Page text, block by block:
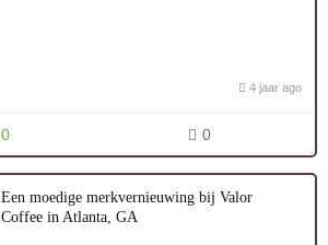
4 jaar ago
0 0
Een moedige merkvernieuwing bij Valor
Coffee in Atlanta, GA